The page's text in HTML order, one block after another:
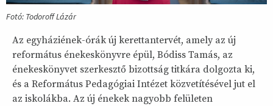
Fotó: Todoroff Lázár
Az egyháziének-órák új kerettantervét, amely az új
református énekeskönyvre épül, Bódiss Tamás, az
énekeskönyvet szerkesztő bizottság titkára dolgozta ki,
és a Református Pedagógiai Intézet közvetítésével jut el
az iskolákba. Az új énekek nagyobb felületen